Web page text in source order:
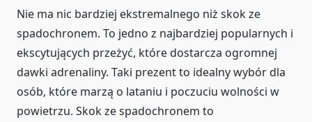
Nie ma nic bardziej ekstremalnego niż skok ze
spadochronem. To jedno z najbardziej popularnych i
ekscytujących przeżyć, które dostarcza ogromnej
dawki adrenaliny. Taki prezent to idealny wybór dla
osób, które marzą o lataniu i poczuciu wolności w
powietrzu. Skok ze spadochronem to